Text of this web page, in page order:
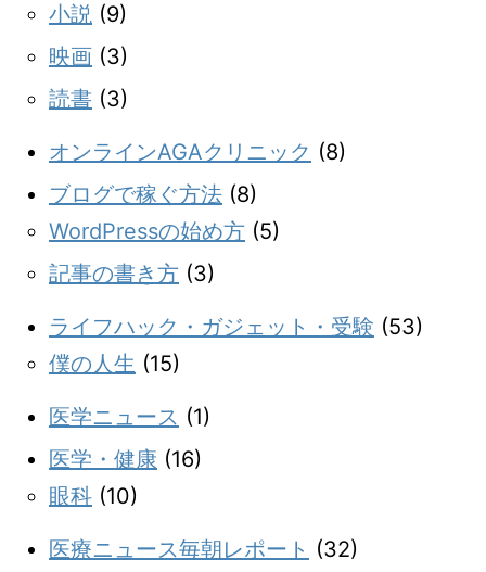
小説 (9)
映画 (3)
読書 (3)
オンラインAGAクリニック (8)
ブログで稼ぐ方法 (8)
WordPressの始め方 (5)
記事の書き方 (3)
ライフハック・ガジェット・受験 (53)
僕の人生 (15)
医学ニュース (1)
医学・健康 (16)
眼科 (10)
医療ニュース毎朝レポート (32)